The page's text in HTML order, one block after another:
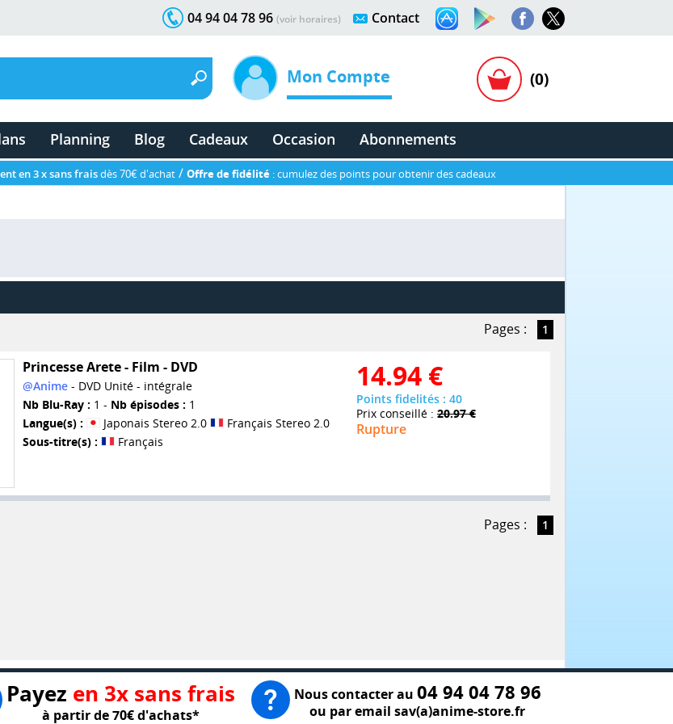
Contact
04 94 04 78 96 (voir horaires)
Mon Compte (0)
Planning Blog Cadeaux Occasion Abonnements
en 3 x sans fraisdès 70€ d'achat / Offre de fidélité : cumulez des points pour obtenir des cadeaux
Pages : 1
Princesse Arete - Film - DVD
@Anime- DVD Unité - intégrale
Nb Blu-Ray : 1 - Nb épisodes : 1
Langue(s) :
Japonais Stereo 2.0
Français Stereo 2.0
Sous-titre(s) :
Français
14.94 €
Points fidelités : 40
Prix conseillé : 20.97 €
Rupture
Pages : 1
Payez en 3x sans frais
à partir de 70€ d'achats*
Nous contacter au 04 94 04 78 96
ou par email sav(a)anime-store.fr